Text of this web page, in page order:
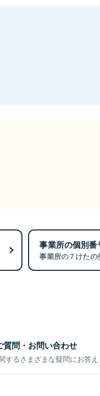
事業所の個別
事業所の７けたの
質問・お問い合わせ
するさまざまな疑問にお答え